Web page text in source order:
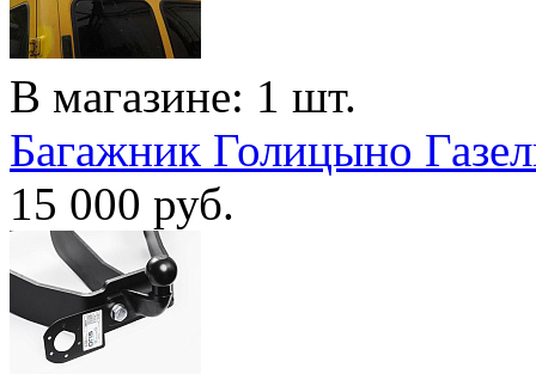
В магазине: 1 шт.
Багажник Голицыно
15 000 руб.